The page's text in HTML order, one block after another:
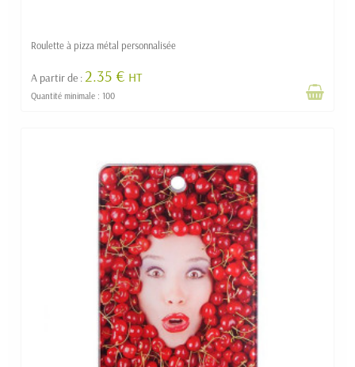
Roulette à pizza métal personnalisée
A partir de :2.35 € HT
Quantité minimale : 100